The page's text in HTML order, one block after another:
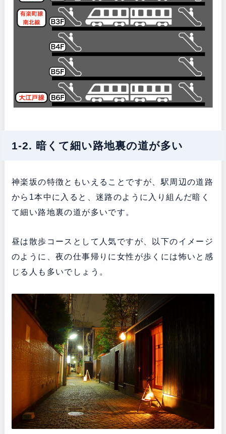
1-2. 暗くて細い路地裏の道が多い
神楽坂の特徴ともいえることですが、駅周辺の道路
から1本中に入ると、迷路のように入り組んだ暗く
て細い路地裏の道が多いです。
昼は散歩コースとして人気ですが、以下のイメージ
のように、夜の仕事帰りに女性が歩くには怖いと感
じる人も多いでしょう。